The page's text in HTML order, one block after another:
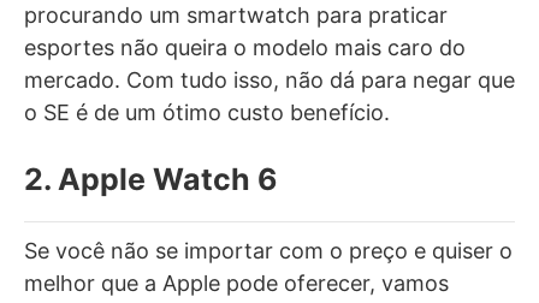
procurando um smartwatch para praticar
esportes não queira o modelo mais caro do
mercado. Com tudo isso, não dá para negar que
o SE é de um ótimo custo benefício.
2. Apple Watch 6
Se você não se importar com o preço e quiser o
melhor que a Apple pode oferecer, vamos